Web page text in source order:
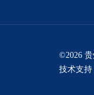
©2026
技术支持